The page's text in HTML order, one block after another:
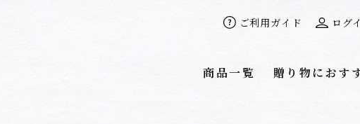
ご利用ガイド ログ
商品一覧 贈り物におす